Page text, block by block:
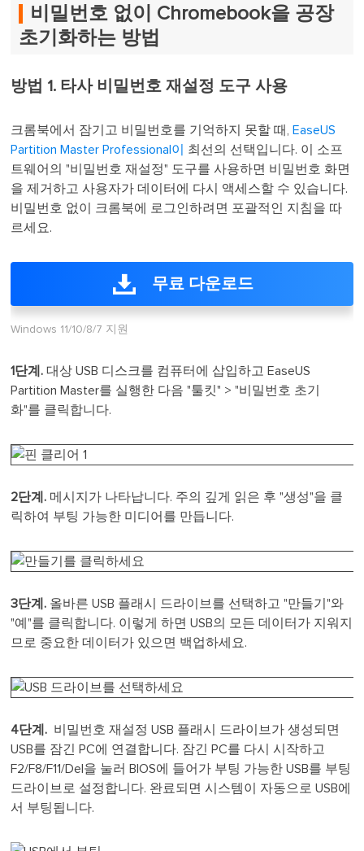
비밀번호 없이 Chromebook을 공장
초기화하는 방법
방법 1. 타사 비밀번호 재설정 도구 사용
크롬북에서 잠기고 비밀번호를 기억하지 못할 때, EaseUS
Partition Master Professional이
최선의 선택입니다. 이 소프
트웨어의 "비밀번호 재설정" 도구를 사용하면 비밀번호 화면
을 제거하고 사용자가 데이터에 다시 액세스할 수 있습니다.
비밀번호 없이 크롬북에 로그인하려면 포괄적인 지침을 따
르세요.
무료 다운로드
Windows 11/10/8/7 지원
1단계.대상 USB 디스크를 컴퓨터에 삽입하고 EaseUS
Partition Master를 실행한 다음 "툴킷" > "비밀번호 초기
화"를 클릭합니다.
2단계. 메시지가 나타납니다. 주의 깊게 읽은 후 "생성"을 클
릭하여 부팅 가능한 미디어를 만듭니다.
3단계. 올바른 USB 플래시 드라이브를 선택하고 "만들기"와
"예"를 클릭합니다. 이렇게 하면 USB의 모든 데이터가 지워지
므로 중요한 데이터가 있으면 백업하세요.
4단계. 비밀번호 재설정 USB 플래시 드라이브가 생성되면
USB를 잠긴 PC에 연결합니다. 잠긴 PC를 다시 시작하고
F2/F8/F11/Del을 눌러 BIOS에 들어가 부팅 가능한 USB를 부팅
드라이브로 설정합니다. 완료되면 시스템이 자동으로 USB에
서 부팅됩니다.